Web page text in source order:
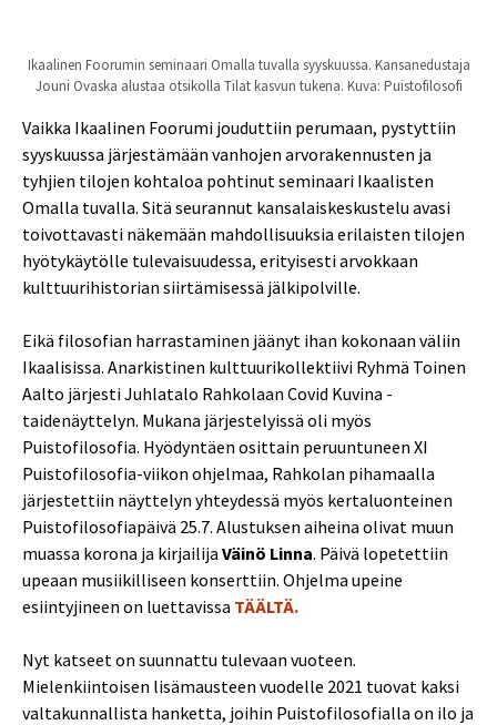
Ikaalinen Foorumin seminaari Omalla tuvalla syyskuussa. Kansanedustaja
Jouni Ovaska alustaa otsikolla Tilat kasvun tukena. Kuva: Puistofilosofi
Vaikka Ikaalinen Foorumi jouduttiin perumaan, pystyttiin
syyskuussa järjestämään vanhojen arvorakennusten ja
tyhjien tilojen kohtaloa pohtinut seminaari Ikaalisten
Omalla tuvalla. Sitä seurannut kansalaiskeskustelu avasi
toivottavasti näkemään mahdollisuuksia erilaisten tilojen
hyötykäytölle tulevaisuudessa, erityisesti arvokkaan
kulttuurihistorian siirtämisessä jälkipolville.
Eikä filosofian harrastaminen jäänyt ihan kokonaan väliin
Ikaalisissa. Anarkistinen kulttuurikollektiivi Ryhmä Toinen
Aalto järjesti Juhlatalo Rahkolaan Covid Kuvina -
taidenäyttelyn. Mukana järjestelyissä oli myös
Puistofilosofia. Hyödyntäen osittain peruuntuneen XI
Puistofilosofia-viikon ohjelmaa, Rahkolan pihamaalla
järjestettiin näyttelyn yhteydessä myös kertaluonteinen
Puistofilosofiapäivä 25.7. Alustuksen aiheina olivat muun
muassa korona ja kirjailija Väinö Linna. Päivä lopetettiin
upeaan musiikilliseen konserttiin. Ohjelma upeine
esiintyjineen on luettavissa TÄÄLTÄ.
Nyt katseet on suunnattu tulevaan vuoteen.
Mielenkiintoisen lisämausteen vuodelle 2021 tuovat kaksi
valtakunnallista hanketta, joihin Puistofilosofialla on ilo ja